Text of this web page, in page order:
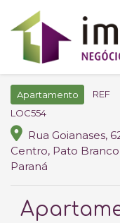
Apartamento
REF
LOC554
Rua Goianases,
Centro, Pato
Paraná